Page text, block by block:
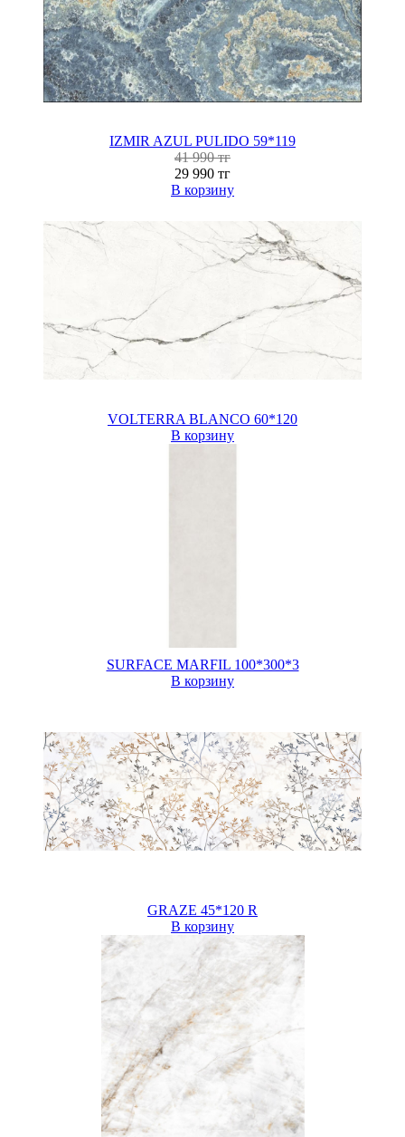
IZMIR AZUL PULIDO 59*119
41 990 тг
29 990 тг
В корзину
VOLTERRA BLANCO 60*120
В корзину
SURFACE MARFIL 100*300*3
В корзину
GRAZE 45*120 R
В корзину